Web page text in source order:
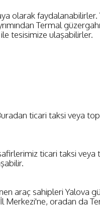
olarak
Termal
tesisimize ulaşabilirler.
ticari taksi veya
ticari taksi veya
araç sahipleri Yalova
Merkezi'ne, oradan da